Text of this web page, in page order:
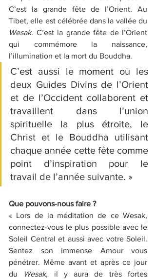
C’est la grande fête de l’Orient. Au
Wesak. C’est la grande fête de l’Orient
qui commémore la naissance,
l’illumination et la mort du Bouddha.
C’est aussi le moment où les
deux Guides Divins de l’Orient
et de l’Occident collaborent et
travaillent dans l’union
spirituelle la plus étroite, le
Christ et le Bouddha utilisant
chaque année cette fête comme
point d’inspiration pour le
travail de l’année suivante. »
Que pouvons-nous faire ?
« Lors de la méditation de ce Wesak,
connectez-vous le plus possible avec le
Soleil Central et aussi avec votre Soleil.
Sentez son immense Amour vous
pénétrer. Même avant et après ce jour
du
Wesak, il y aura de très fortes